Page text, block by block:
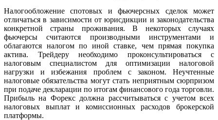
Налогообложение спотовых и фьючерсных сделок может
отличаться в зависимости от юрисдикции и законодательства
конкретной страны проживания. В некоторых случаях
фьючерсы считаются производными инструментами и
облагаются налогом по иной ставке, чем прямая покупка
актива. Трейдеру необходимо проконсультироваться с
налоговым специалистом для оптимизации налоговой
нагрузки и избежания проблем с законом. Неучтенные
налоговые обязательства могут стать неприятным сюрпризом
при подаче декларации по итогам финансового года торговли.
Прибыль на Форекс должна рассчитываться с учетом всех
налоговых выплат и комиссионных расходов брокерской
платформы.